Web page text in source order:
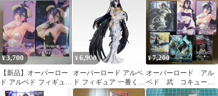
¥3,700
​【新品】オーバーロー
ド アルベド フィギュア
ワンセブンスカラット
¥ 6,900
オーバーロード アルベ
ド フィギュア 一番くじ
A賞
¥7,200
オーバーロード アル
ベド 武 コキュート
ス モモン フィギュ